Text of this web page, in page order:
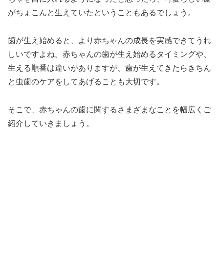
がちょこんと生えていたということもあるでしょう。
歯が生え始めると、より赤ちゃんの成長を実感できてうれ
しいですよね。赤ちゃんの歯が生え始めるタイミングや、
生える順番は違いがありますが、歯が生えてきたらきちん
と虫歯のケアをしてあげることも大切です。
そこで、赤ちゃんの歯に関するさまざまなことを幅広くご
紹介していきましょう。